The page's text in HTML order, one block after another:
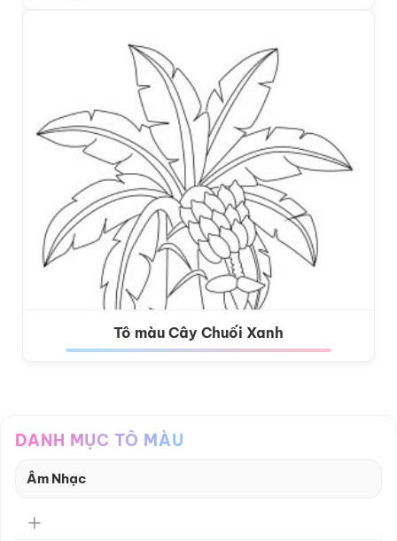
Tô màu Cây Chuối Xanh
DANH MỤC TÔ MÀU
Âm Nhạc